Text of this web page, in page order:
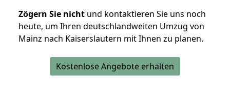
Zögern Sie nicht und kontaktieren Sie uns noch
heute, um Ihren deutschlandweiten Umzug von
Mainz nach Kaiserslautern mit Ihnen zu planen.
Kostenlose Angebote erhalten